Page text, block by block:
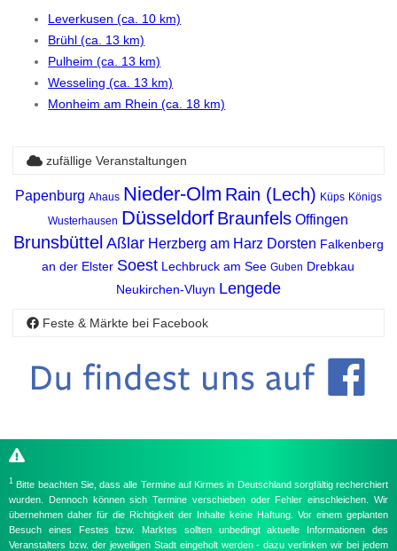
Leverkusen (ca. 10 km)
Brühl (ca. 13 km)
Pulheim (ca. 13 km)
Wesseling (ca. 13 km)
Monheim am Rhein (ca. 18 km)
zufällige Veranstaltungen
Papenburg Ahaus Nieder-Olm Rain (Lech) Küps Königs
Wusterhausen Düsseldorf Braunfels Offingen
Brunsbüttel Aßlar Herzberg am Harz Dorsten Falkenberg
an der Elster Soest Lechbruck am See Guben Drebkau
Neukirchen-Vluyn Lengede
Feste & Märkte bei Facebook
1 Bitte beachten Sie, dass alle Termine auf Kirmes in Deutschland sorgfältig recherchiert
wurden. Dennoch können sich Termine verschieben oder Fehler einschleichen. Wir
übernehmen daher für die Richtigkeit der Inhalte keine Haftung. Vor einem geplanten
Besuch eines Festes bzw. Marktes sollten unbedingt aktuelle Informationen des
Veranstalters bzw. der jeweiligen Stadt eingeholt werden - dazu verlinken wir bei jedem